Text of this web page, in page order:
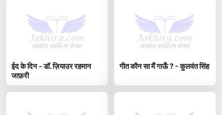
ईद के दिन - डॉ. ज़ियाउर रहमान
जाफ़री
गीत कौन सा मैं गाऊँ ? - कुलवंत सिंह